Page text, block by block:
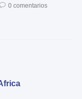
0 comentarios